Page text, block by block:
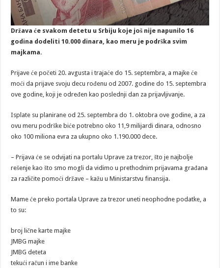
Država će svakom detetu u Srbiju koje još nije napunilo 16
godina dodeliti 10.000 dinara, kao meru je podrška svim
majkama.
Prijave će početi 20. avgusta i trajaće do 15. septembra, a majke će
moći da prijave svoju decu rođenu od 2007. godine do 15. septembra
ove godine, koji je određen kao poslednji dan za prijavljivanje.
Isplate su planirane od 25. septembra do 1. oktobra ove godine, a za
ovu meru podrške biće potrebno oko 11,9 milijardi dinara, odnosno
oko 100 miliona evra za ukupno oko 1.190.000 dece.
– Prijava će se odvijati na portalu Uprave za trezor, što je najbolje
rešenje kao što smo mogli da vidimo u prethodnim prijavama građana
za različite pomoći države – kažu u Ministarstvu finansija.
Mame će preko portala Uprave za trezor uneti neophodne podatke, a
to su:
broj lične karte majke
JMBG majke
JMBG deteta
tekući račun i ime banke